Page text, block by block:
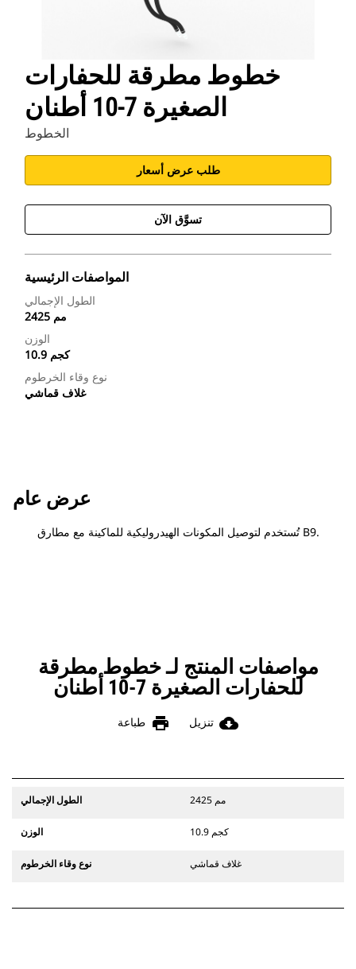
خطوط مطرقة للحفارات
الصغيرة 7-10 أطنان
الخطوط
طلب عرض أسعار
تسوَّق الآن
المواصفات الرئيسية
الطول الإجمالي
2425 مم
الوزن
10.9 كجم
نوع وقاء الخرطوم
غلاف قماشي
عرض عام
تُستخدم لتوصيل المكونات الهيدروليكية للماكينة مع مطارق B9.
مواصفات المنتج لـ خطوط مطرقة
للحفارات الصغيرة 7-10 أطنان
cloud_download تنزيل print طباعة
الطول الإجمالي 2425 مم
الوزن 10.9 كجم
نوع وقاء الخرطوم غلاف قماشي